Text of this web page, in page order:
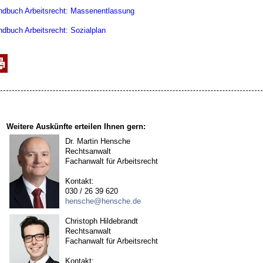
Arbeitsrecht: Massenentlassung
Arbeitsrecht: Sozialplan
Weitere Auskünfte erteilen Ihnen gern:
Dr. Martin Hensche
Rechtsanwalt
Fachanwalt für Arbeitsrecht
Kontakt:
030 / 26 39 620
hensche@hensche.de
Christoph Hildebrandt
Rechtsanwalt
Fachanwalt für Arbeitsrecht
Kontakt: